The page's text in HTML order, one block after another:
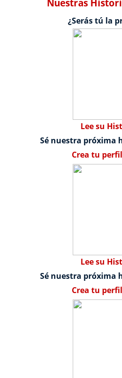
Nuestras
¿Serás tú la
Lee su
Sé nuestra próxima
Crea tu
Lee su
Sé nuestra próxima
Crea tu